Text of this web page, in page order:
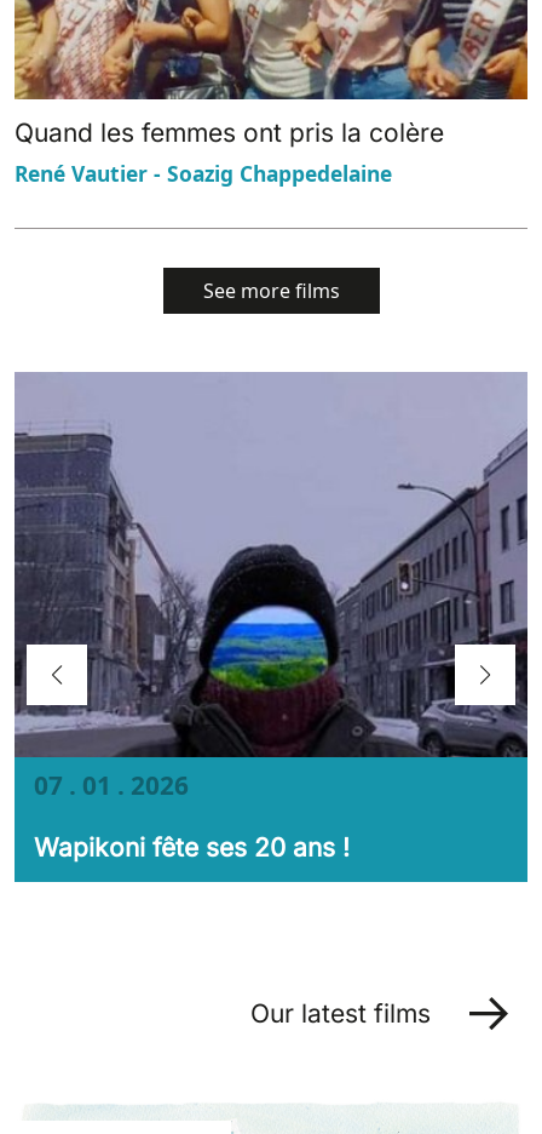
Quand les femmes ont pris la colère
René Vautier - Soazig Chappedelaine
See more films
07 . 01 . 2026
Wapikoni fête ses 20 ans !
Our latest films